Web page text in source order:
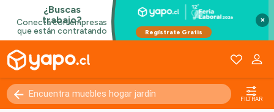
×
FILTRAR